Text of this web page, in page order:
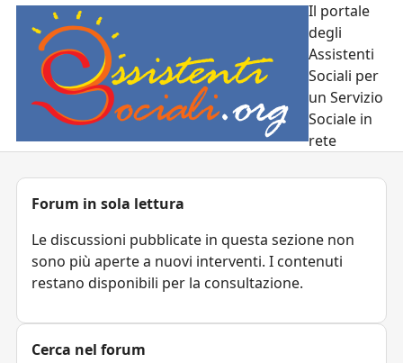
Il portale
degli
Assistenti
Sociali per
un Servizio
Sociale in
rete
Forum in sola lettura
Le discussioni pubblicate in questa sezione non
sono più aperte a nuovi interventi. I contenuti
restano disponibili per la consultazione.
Cerca nel forum